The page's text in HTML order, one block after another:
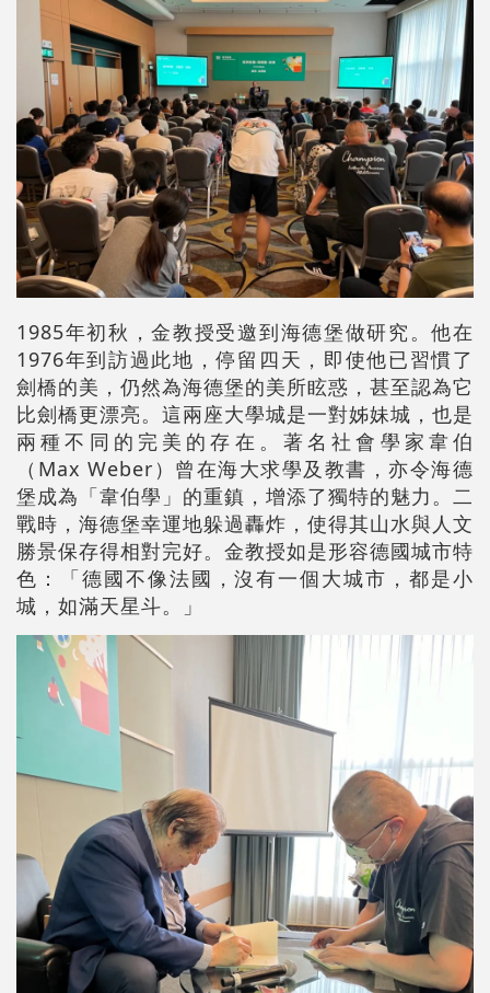
1985年初秋，金教授受邀到海德堡做研究。他在
1976年到訪過此地，停留四天，即使他已習慣了
劍橋的美，仍然為海德堡的美所眩惑，甚至認為它
比劍橋更漂亮。這兩座大學城是一對姊妹城，也是
兩種不同的完美的存在。著名社會學家韋伯
（Max Weber）曾在海大求學及教書，亦令海德
堡成為「韋伯學」的重鎮，增添了獨特的魅力。二
戰時，海德堡幸運地躲過轟炸，使得其山水與人文
勝景保存得相對完好。金教授如是形容德國城市特
色：「德國不像法國，沒有一個大城市，都是小
城，如滿天星斗。」